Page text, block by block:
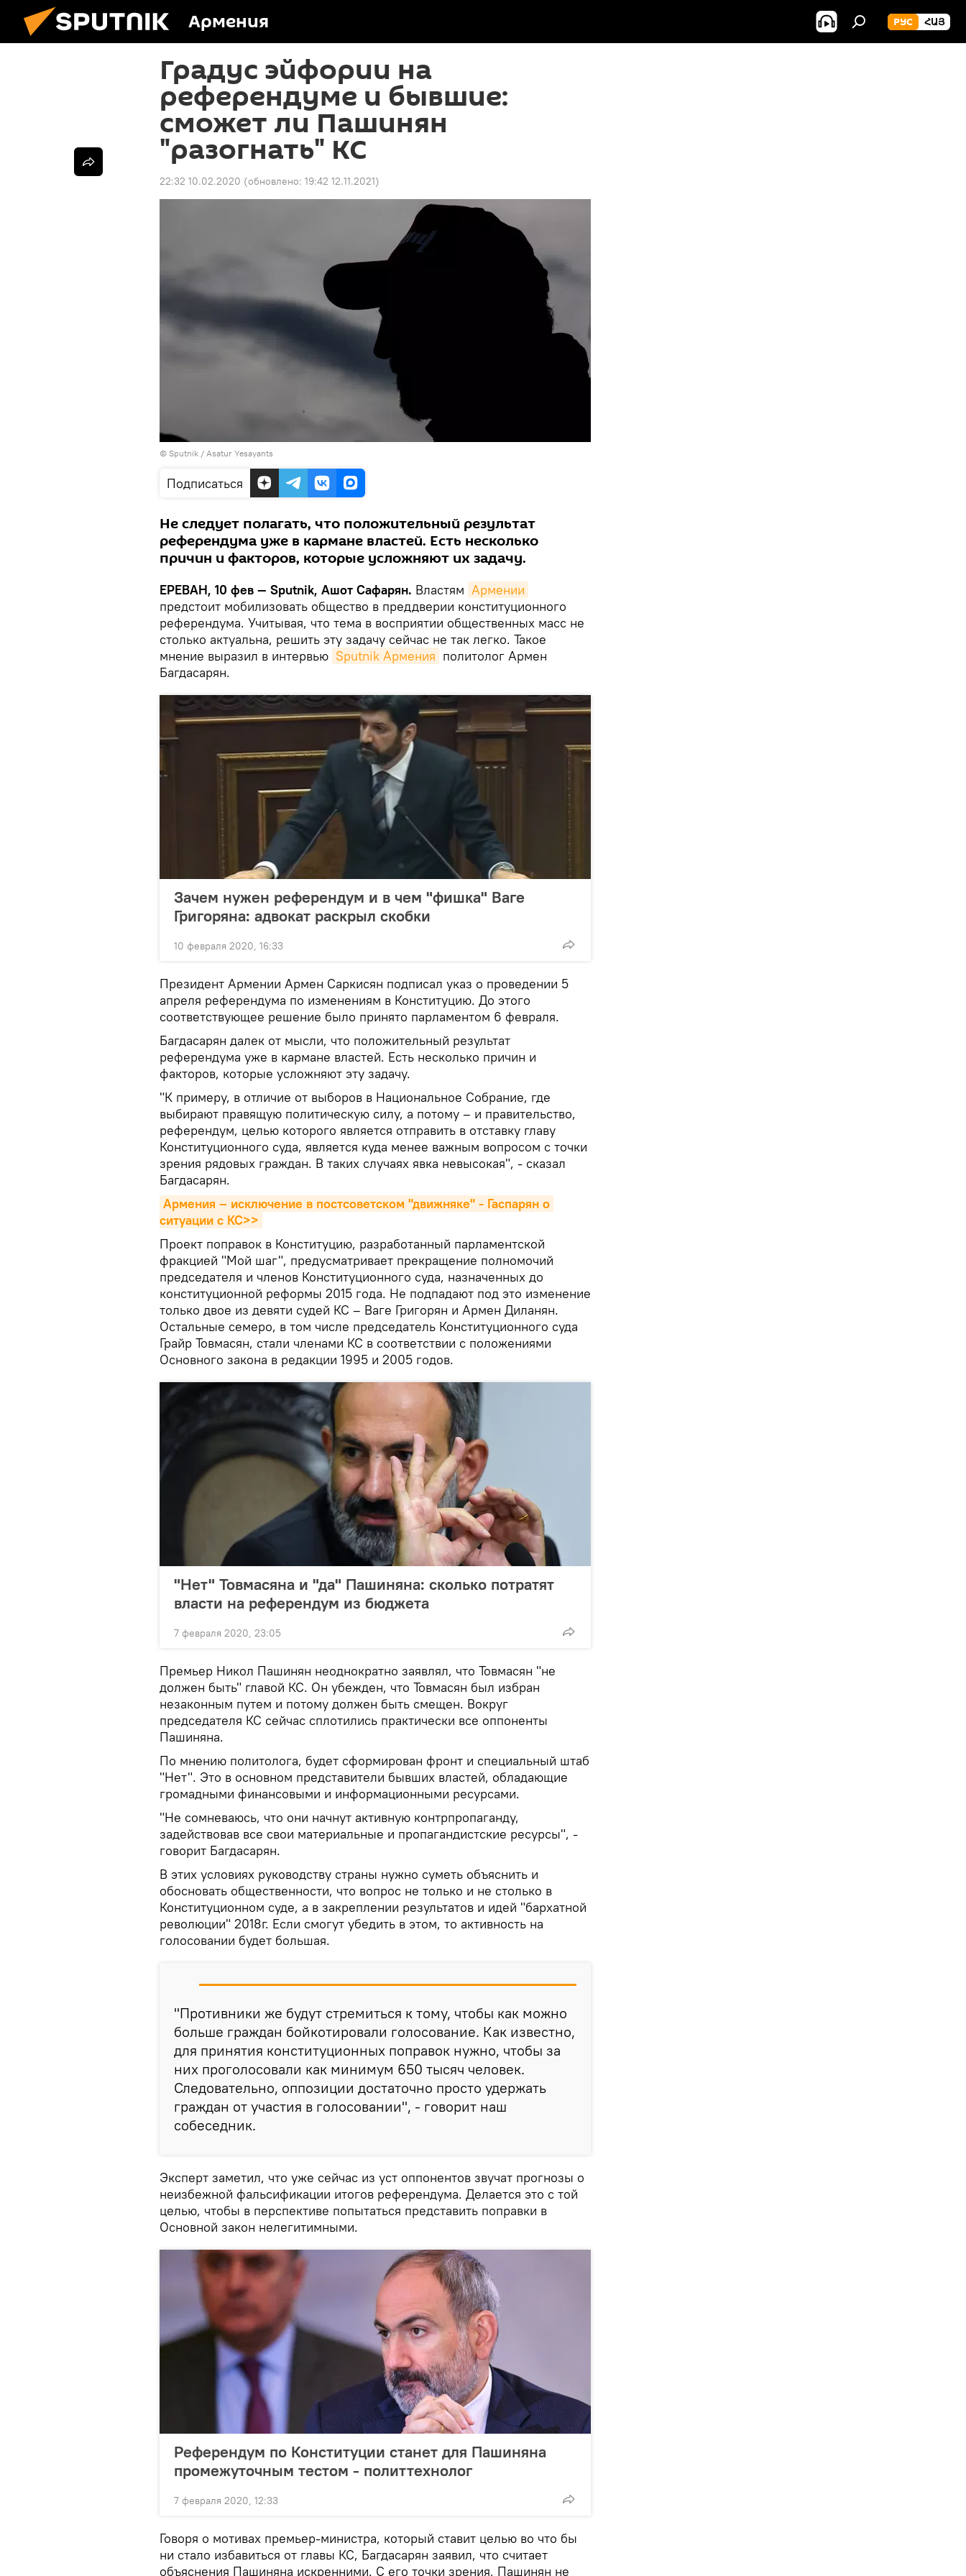
Армения РУС ՀԱՅ
Градус эйфории на
референдуме и бывшие:
сможет ли Пашинян
"разогнать" КС
22:32 10.02.2020 (обновлено: 19:42 12.11.2021)
© Sputnik / Asatur Yesayants
Подписаться
Не следует полагать, что положительный результат
референдума уже в кармане властей. Есть несколько
причин и факторов, которые усложняют их задачу.
ЕРЕВАН, 10 фев — Sputnik, Ашот Сафарян. Властям Армении
предстоит мобилизовать общество в преддверии конституционного
референдума. Учитывая, что тема в восприятии общественных масс не
столько актуальна, решить эту задачу сейчас не так легко. Такое
мнение выразил в интервью Sputnik Армения политолог Армен
Багдасарян.
Зачем нужен референдум и в чем "фишка" Ваге
Григоряна: адвокат раскрыл скобки
10 февраля 2020, 16:33
Президент Армении Армен Саркисян подписал указ о проведении 5
апреля референдума по изменениям в Конституцию. До этого
соответствующее решение было принято парламентом 6 февраля.
Багдасарян далек от мысли, что положительный результат
референдума уже в кармане властей. Есть несколько причин и
факторов, которые усложняют эту задачу.
"К примеру, в отличие от выборов в Национальное Собрание, где
выбирают правящую политическую силу, а потому – и правительство,
референдум, целью которого является отправить в отставку главу
Конституционного суда, является куда менее важным вопросом с точки
зрения рядовых граждан. В таких случаях явка невысокая", - сказал
Багдасарян.
Армения – исключение в постсоветском "движняке" - Гаспарян о
ситуации с КС>>
Проект поправок в Конституцию, разработанный парламентской
фракцией "Мой шаг", предусматривает прекращение полномочий
председателя и членов Конституционного суда, назначенных до
конституционной реформы 2015 года. Не подпадают под это изменение
только двое из девяти судей КС – Ваге Григорян и Армен Диланян.
Остальные семеро, в том числе председатель Конституционного суда
Грайр Товмасян, стали членами КС в соответствии с положениями
Основного закона в редакции 1995 и 2005 годов.
"Нет" Товмасяна и "да" Пашиняна: сколько потратят
власти на референдум из бюджета
7 февраля 2020, 23:05
Премьер Никол Пашинян неоднократно заявлял, что Товмасян "не
должен быть" главой КС. Он убежден, что Товмасян был избран
незаконным путем и потому должен быть смещен. Вокруг
председателя КС сейчас сплотились практически все оппоненты
Пашиняна.
По мнению политолога, будет сформирован фронт и специальный штаб
"Нет". Это в основном представители бывших властей, обладающие
громадными финансовыми и информационными ресурсами.
"Не сомневаюсь, что они начнут активную контрпропаганду,
задействовав все свои материальные и пропагандистские ресурсы", -
говорит Багдасарян.
В этих условиях руководству страны нужно суметь объяснить и
обосновать общественности, что вопрос не только и не столько в
Конституционном суде, а в закреплении результатов и идей "бархатной
революции" 2018г. Если смогут убедить в этом, то активность на
голосовании будет большая.
"Противники же будут стремиться к тому, чтобы как можно
больше граждан бойкотировали голосование. Как известно,
для принятия конституционных поправок нужно, чтобы за
них проголосовали как минимум 650 тысяч человек.
Следовательно, оппозиции достаточно просто удержать
граждан от участия в голосовании", - говорит наш
собеседник.
Эксперт заметил, что уже сейчас из уст оппонентов звучат прогнозы о
неизбежной фальсификации итогов референдума. Делается это с той
целью, чтобы в перспективе попытаться представить поправки в
Основной закон нелегитимными.
Референдум по Конституции станет для Пашиняна
промежуточным тестом - политтехнолог
7 февраля 2020, 12:33
Говоря о мотивах премьер-министра, который ставит целью во что бы
ни стало избавиться от главы КС, Багдасарян заявил, что считает
объяснения Пашиняна искренними. С его точки зрения, Пашинян не